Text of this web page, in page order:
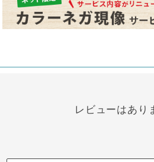
レビューはあり